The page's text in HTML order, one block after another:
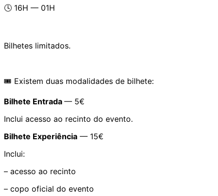
🕓 16H — 01H
Bilhetes limitados.
🎟️ Existem duas modalidades de bilhete:
Bilhete Entrada — 5€
Inclui acesso ao recinto do evento.
Bilhete Experiência — 15€
Inclui:
– acesso ao recinto
– copo oficial do evento